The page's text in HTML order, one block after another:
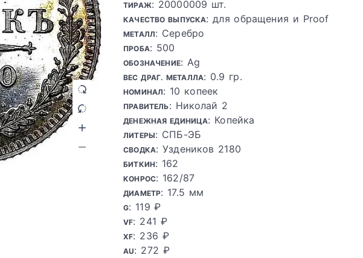
ТИРАЖ: 20000009 шт.
КАЧЕСТВО ВЫПУСКА: для обращения и Proof
МЕТАЛЛ: Серебро
ПРОБА: 500
ОБОЗНАЧЕНИЕ: Ag
ВЕС ДРАГ. МЕТАЛЛА: 0.9 гр.
НОМИНАЛ: 10 копеек
ПРАВИТЕЛЬ: Николай 2
ДЕНЕЖНАЯ ЕДИНИЦА: Копейка
ЛИТЕРЫ: СПБ-ЭБ
СВОДКА: Уздеников 2180
БИТКИН: 162
КОНРОС: 162/87
ДИАМЕТР: 17.5 мм
G: 119 ₽
VF: 241 ₽
XF: 236 ₽
AU: 272 ₽